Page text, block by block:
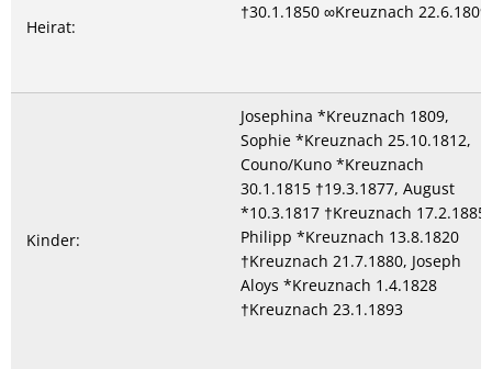
Heirat:
†30.1.1850 ∞Kreuznach 22.6.1809
Kinder:
Josephina *Kreuznach 1809,
Sophie *Kreuznach 25.10.1812,
Couno/Kuno *Kreuznach
30.1.1815 †19.3.1877, August
*10.3.1817 †Kreuznach 17.2.1885,
Philipp *Kreuznach 13.8.1820
†Kreuznach 21.7.1880, Joseph
Aloys *Kreuznach 1.4.1828
†Kreuznach 23.1.1893